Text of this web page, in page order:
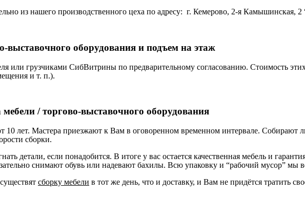
из нашего производственного цеха по адресу: г. Кемерово, 2-я Камышинская, 2
выставочного оборудования и подъем на этаж
или грузчиками СибВитрины по предварительному согласованию. Стоимость
и т. п.).
/ торгово-выставочного оборудования
лет. Мастера приезжают к Вам в оговоренном временном интервале. Собирают
сборки.
детали, если понадобится. В итоге у вас остается качественная мебель и
снимают обувь или надевают бахилы. Всю упаковку и “рабочий мусор” мы
сборку мебели в тот же день, что и доставку, и Вам не придётся тратить